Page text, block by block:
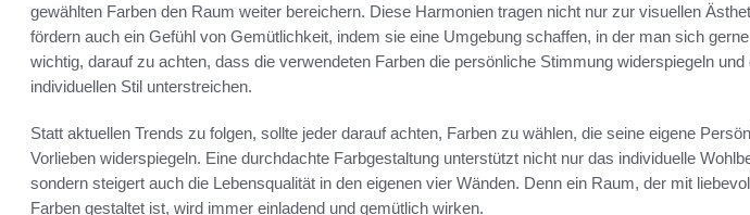
gewählten Farben den Raum weiter bereichern. Diese Harmonien tragen nicht nur zur visuellen
fördern auch ein Gefühl von Gemütlichkeit, indem sie eine Umgebung schaffen, in der man sich
wichtig, darauf zu achten, dass die verwendeten Farben die persönliche Stimmung widerspiegeln und
individuellen Stil unterstreichen.
Statt aktuellen Trends zu folgen, sollte jeder darauf achten, Farben zu wählen, die seine eigene
Vorlieben widerspiegeln. Eine durchdachte Farbgestaltung unterstützt nicht nur das individuelle
sondern steigert auch die Lebensqualität in den eigenen vier Wänden. Denn ein Raum, der mit
Farben gestaltet ist, wird immer einladend und gemütlich wirken.